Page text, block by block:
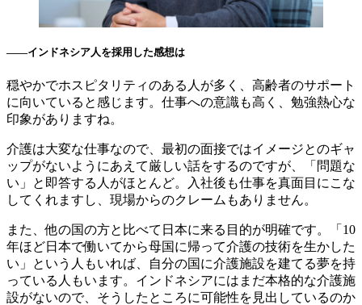
――インドネシア人を採用した感想は
穏やかでホスピタリティのある人が多く、高齢者のサポート
に向いていると感じます。仕事への意識も高く、勉強熱心な
印象がありますね。
介護は大変な仕事なので、最初の面接ではイメージとのギャ
ップがないようにあえて厳しい話をするのですが、「問題な
い」と即答する人がほとんど。入社後も仕事を真面目にこな
してくれますし、現場からのクレームもありません。
また、他の国の方と比べて日本に来る目的が明確です。「10
年ほど日本で働いてから母国に帰って介護の技術を生かした
い」という人もいれば、自分の国に介護施設を建てる夢を持
っている人もいます。インドネシアにはまだ本格的な介護施
設がないので、そうしたところに可能性を見出しているのか